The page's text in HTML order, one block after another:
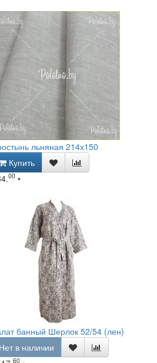
льняная 214х150
Купить
00 •
банный Шерлок 52/54 (лен)
в наличии
60